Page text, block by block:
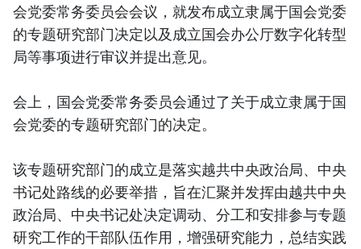
会党委常务委员会会议，就发布成立隶属于国会党委
的专题研究部门决定以及成立国会办公厅数字化转型
局等事项进行审议并提出意见。
会上，国会党委常务委员会通过了关于成立隶属于国
会党委的专题研究部门的决定。
该专题研究部门的成立是落实越共中央政治局、中央
书记处路线的必要举措，旨在汇聚并发挥由越共中央
政治局、中央书记处决定调动、分工和安排参与专题
研究工作的干部队伍作用，增强研究能力，总结实践